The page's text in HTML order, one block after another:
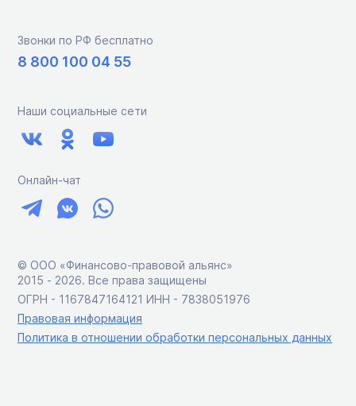
Звонки по РФ бесплатно
8 800 100 04 55
Наши социальные сети
Онлайн-чат
© ООО «Финансово-правовой альянс»
2015 ‑ 2026. Все права защищены
ОГРН - 1167847164121 ИНН - 7838051976
Правовая информация
Политика в отношении обработки персональных данных